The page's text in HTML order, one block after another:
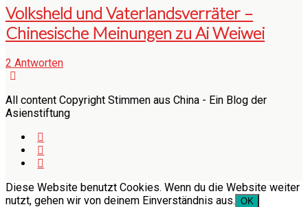
Volksheld und Vaterlandsverräter –
Chinesische Meinungen zu Ai Weiwei
2 Antworten
All content Copyright Stimmen aus China - Ein Blog der
Asienstiftung
Diese Website benutzt Cookies. Wenn du die Website weiter
nutzt, gehen wir von deinem Einverständnis aus. OK